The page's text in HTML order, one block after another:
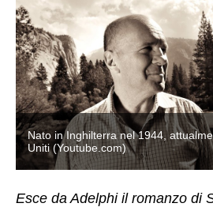
Nato in Inghilterra nel 1944,
Uniti (Youtube.com)
Esce da Adelphi il romanzo di